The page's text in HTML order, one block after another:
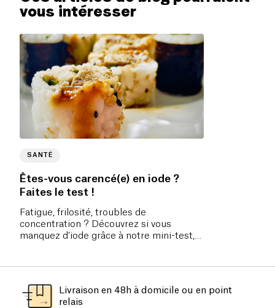
vous intéresser
SANTÉ
Êtes-vous carencé(e) en iode ?
Faites le test !
Fatigue, frilosité, troubles de
concentration ? Découvrez si vous
manquez d’iode grâce à notre mini-test,
Livraison en 48h à domicile ou en point
relais